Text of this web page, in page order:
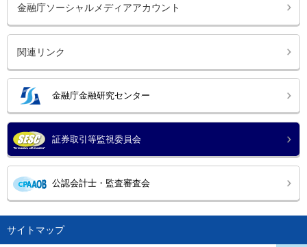
金融庁ソーシャルメディアアカウント
関連リンク
金融庁金融研究センター
証券取引等監視委員会
公認会計士・監査審査会
サイトマップ